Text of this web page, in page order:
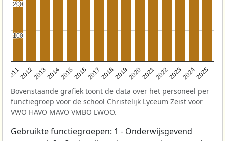
201120122013201420152016201720182019202020212022202320242025
100
100
200
200
Bovenstaande grafiek toont de data over het personeel per
functiegroep voor de school Christelijk Lyceum Zeist voor
VWO HAVO MAVO VMBO LWOO.
Gebruikte functiegroepen: 1 - Onderwijsgevend